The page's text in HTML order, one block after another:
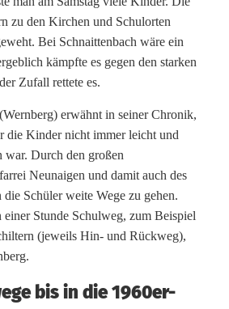
zu den Kirchen und Schulorten
Bei Schnaittenbach wäre ein
kämpfte es gegen den starken
Zufall rettete es.
erwähnt in seiner Chronik,
die Kinder nicht immer leicht und
war. Durch den großen
Neunaigen und damit auch des
die Schüler weite Wege zu gehen.
Stunde Schulweg, zum Beispiel
(jeweils Hin- und Rückweg),
bis in die 1960er-